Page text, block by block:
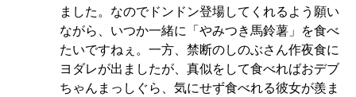
ました。なのでドンドン登場してくれるよう願い
ながら、いつか一緒に「やみつき馬鈴薯」を食べ
たいですねぇ。一方、禁断のしのぶさん作夜食に
ヨダレが出ましたが、真似をして食べればおデブ
ちゃんまっしぐら、気にせず食べれる彼女が羨ま